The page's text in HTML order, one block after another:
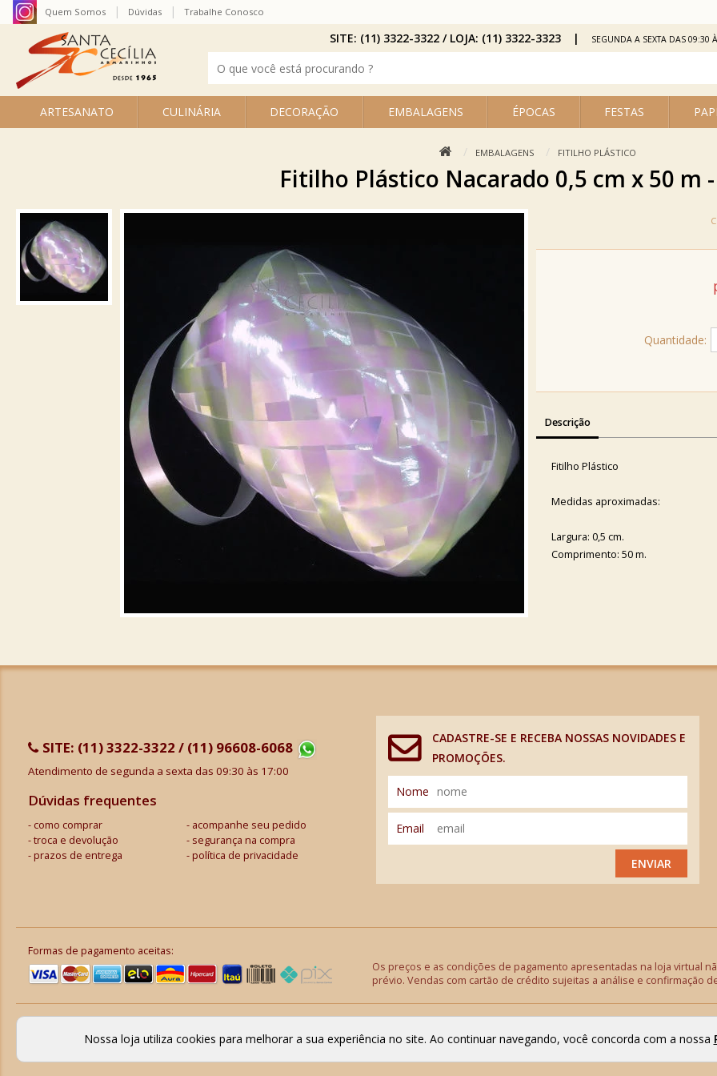
ARTESANATO CULINÁRIA DECORAÇÃO EMBALAGENS ÉPOCAS FESTAS
Quem Somos Dúvidas Trabalhe Conosco
SITE: (11) 3322-3322 / LOJA: (11) 3322-3323 SEGUNDA A SEXTA DAS 09:30
EMBALAGENS FITILHO PLÁSTICO
Fitilho Plástico Nacarado 0,5 cm x 50 m
Quantidade:
Descrição
Fitilho Plástico
Medidas aproximadas:
Largura: 0,5 cm.
Comprimento: 50 m.
SITE: (11) 3322-3322 / (11) 96608-6068
Atendimento de segunda a sexta das 09:30 às 17:00
Dúvidas frequentes
como comprar
acompanhe seu pedido
troca e devolução
segurança na compra
prazos de entrega
política de privacidade
CADASTRE-SE E RECEBA NOSSAS NOVIDADES E
PROMOÇÕES.
Nome
Email
ENVIAR
Formas de pagamento aceitas:
Os preços e as condições de pagamento apresentadas na loja virtual
prévio. Vendas com cartão de crédito sujeitas a análise e confirmação
Nossa loja utiliza cookies para melhorar a sua experiência no site. Ao continuar navegando, você concorda com a nossa